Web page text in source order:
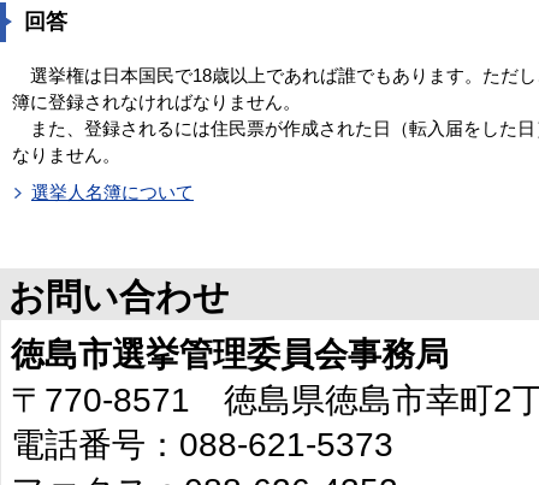
回答
選挙権は日本国民で18歳以上であれば誰でもあります。ただ
簿に登録されなければなりません。
また、登録されるには住民票が作成された日（転入届をした
なりません。
選挙人名簿について
お問い合わせ
徳島市選挙管理委員会事務局
〒770-8571 徳島県徳島市幸町2
電話番号：088-621-5373